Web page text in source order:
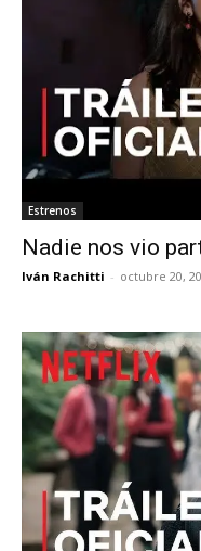
Estrenos
Nadie nos vio
Iván Rachitti - octubre 20,